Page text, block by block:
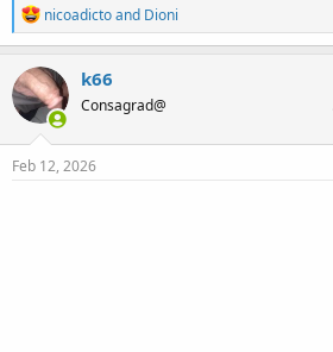
R
e
a
c
t
i
o
n
s
nicoadictoand Dioni
k66
Consagrad@
Feb 12, 2026